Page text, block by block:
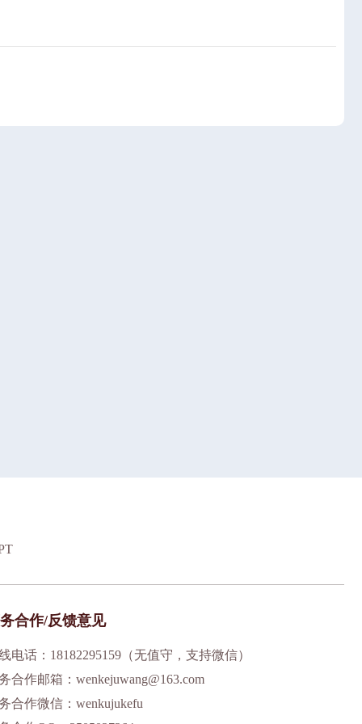
合作/反馈意见
电话：18182295159（无值守，支持微信）
合作邮箱：wenkejuwang@163.com
合作微信：wenkujukefu